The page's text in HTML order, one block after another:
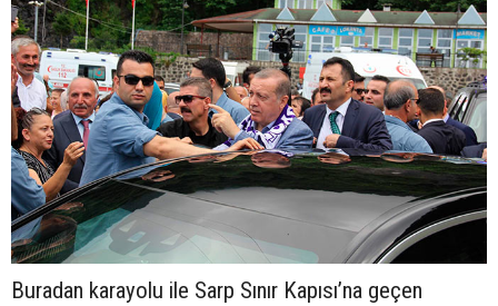
Buradan karayolu ile Sarp Sınır Kapısı’na geçen